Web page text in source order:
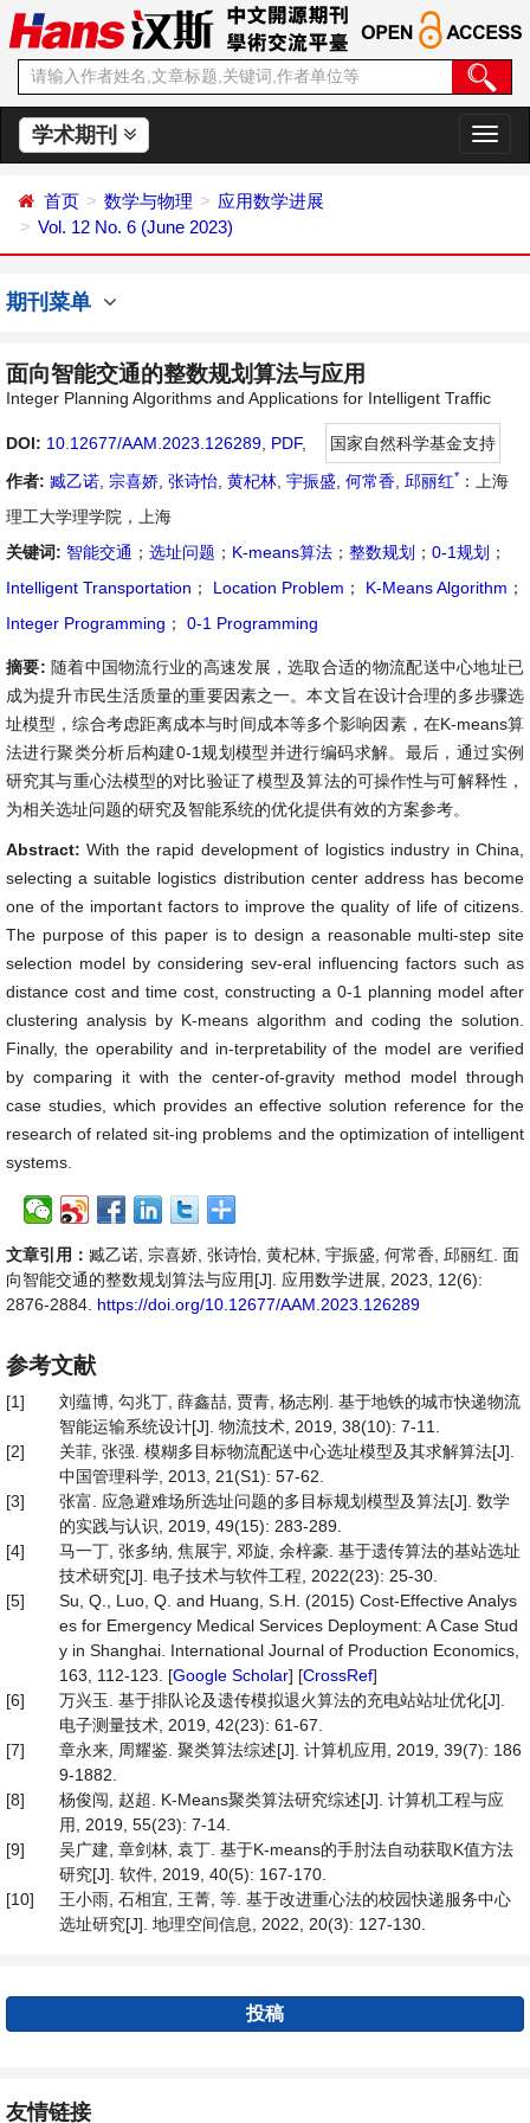
学术期刊
切
换
首页 数学与物理
应用数学进展
Vol. 12 No. 6 (June 2023)
期刊菜单
面向智能交通的整数规划算法与应用
Integer Planning Algorithms and Applications for Intelligent Traffic
DOI: 10.12677/AAM.2023.126289 PDF,
国家自然科学基金支持
作者: 臧乙诺 宗喜娇 张诗怡 黄杞林 宇振盛 何常香 邱丽红* ：上海
理工大学理学院，上海
关键词: 智能交通 ； 选址问题 ； K-means算法 ； 整数规划 ； 0-1规划 ；
Intelligent Transportation ； Location Problem ； K-Means Algorithm ；
Integer Programming ； 0-1 Programming
摘要: 随着中国物流行业的高速发展，选取合适的物流配送中心地址已
成为提升市民生活质量的重要因素之一。本文旨在设计合理的多步骤选
址模型，综合考虑距离成本与时间成本等多个影响因素，在K-means算
法进行聚类分析后构建0-1规划模型并进行编码求解。最后，通过实例
研究其与重心法模型的对比验证了模型及算法的可操作性与可解释性，
为相关选址问题的研究及智能系统的优化提供有效的方案参考。
Abstract:With the rapid development of logistics industry in China,
selecting a suitable logistics distribution center address has become
one of the important factors to improve the quality of life of citizens.
The purpose of this paper is to design a reasonable multi-step site
selection model by considering sev-eral influencing factors such as
distance cost and time cost, constructing a 0-1 planning model after
clustering analysis by K-means algorithm and coding the solution.
Finally, the operability and in-terpretability of the model are verified
by comparing it with the center-of-gravity method model through
case studies, which provides an effective solution reference for the
research of related sit-ing problems and the optimization of intelligent
systems.
文章引用： 臧乙诺, 宗喜娇, 张诗怡, 黄杞林, 宇振盛, 何常香, 邱丽红. 面
向智能交通的整数规划算法与应用[J]. 应用数学进展, 2023, 12(6):
2876-2884. https://doi.org/10.12677/AAM.2023.126289
参考文献
[1]
刘蕴博, 勾兆丁, 薛鑫喆, 贾青, 杨志刚. 基于地铁的城市快递物流
智能运输系统设计[J]. 物流技术, 2019, 38(10): 7-11.
[2]
关菲, 张强. 模糊多目标物流配送中心选址模型及其求解算法[J].
中国管理科学, 2013, 21(S1): 57-62.
[3]
张富. 应急避难场所选址问题的多目标规划模型及算法[J]. 数学
的实践与认识, 2019, 49(15): 283-289.
[4]
马一丁, 张多纳, 焦展宇, 邓旋, 余梓豪. 基于遗传算法的基站选址
技术研究[J]. 电子技术与软件工程, 2022(23): 25-30.
[5]
Su, Q., Luo, Q. and Huang, S.H. (2015) Cost-Effective Analys
es for Emergency Medical Services Deployment: A Case Stud
y in Shanghai. International Journal of Production Economics,
163, 112-123. [Google Scholar] [CrossRef]
[6]
万兴玉. 基于排队论及遗传模拟退火算法的充电站站址优化[J].
电子测量技术, 2019, 42(23): 61-67.
[7]
章永来, 周耀鉴. 聚类算法综述[J]. 计算机应用, 2019, 39(7): 186
9-1882.
[8]
杨俊闯, 赵超. K-Means聚类算法研究综述[J]. 计算机工程与应
用, 2019, 55(23): 7-14.
[9]
吴广建, 章剑林, 袁丁. 基于K-means的手肘法自动获取K值方法
研究[J]. 软件, 2019, 40(5): 167-170.
[10]
王小雨, 石相宜, 王菁, 等. 基于改进重心法的校园快递服务中心
选址研究[J]. 地理空间信息, 2022, 20(3): 127-130.
投稿
友情链接